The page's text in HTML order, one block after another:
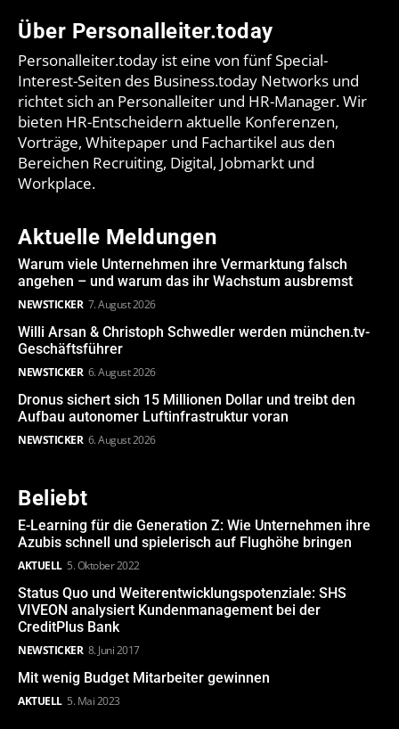
Über Personalleiter.today
Personalleiter.today ist eine von fünf Special-
Interest-Seiten des Business.today Networks und
richtet sich an Personalleiter und HR-Manager. Wir
bieten HR-Entscheidern aktuelle Konferenzen,
Vorträge, Whitepaper und Fachartikel aus den
Bereichen Recruiting, Digital, Jobmarkt und
Workplace.
Aktuelle Meldungen
Warum viele Unternehmen ihre Vermarktung falsch
angehen – und warum das ihr Wachstum ausbremst
NEWSTICKER 7. August 2026
Willi Arsan & Christoph Schwedler werden münchen.tv-
Geschäftsführer
NEWSTICKER 6. August 2026
Dronus sichert sich 15 Millionen Dollar und treibt den
Aufbau autonomer Luftinfrastruktur voran
NEWSTICKER 6. August 2026
Beliebt
E-Learning für die Generation Z: Wie Unternehmen ihre
Azubis schnell und spielerisch auf Flughöhe bringen
AKTUELL 5. Oktober 2022
Status Quo und Weiterentwicklungspotenziale: SHS
VIVEON analysiert Kundenmanagement bei der
CreditPlus Bank
NEWSTICKER 8. Juni 2017
Mit wenig Budget Mitarbeiter gewinnen
AKTUELL 5. Mai 2023